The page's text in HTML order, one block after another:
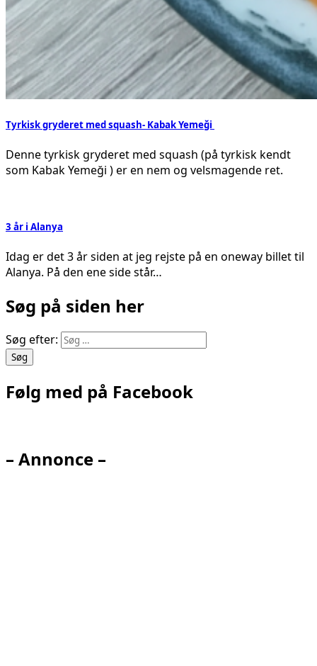
Tyrkisk gryderet med squash- Kabak Yemeği
Denne tyrkisk gryderet med squash (på tyrkisk kendt
som Kabak Yemeği ) er en nem og velsmagende ret.
3 år i Alanya
Idag er det 3 år siden at jeg rejste på en oneway billet til
Alanya. På den ene side står…
Søg på siden her
Søg efter:
Følg med på Facebook
– Annonce –